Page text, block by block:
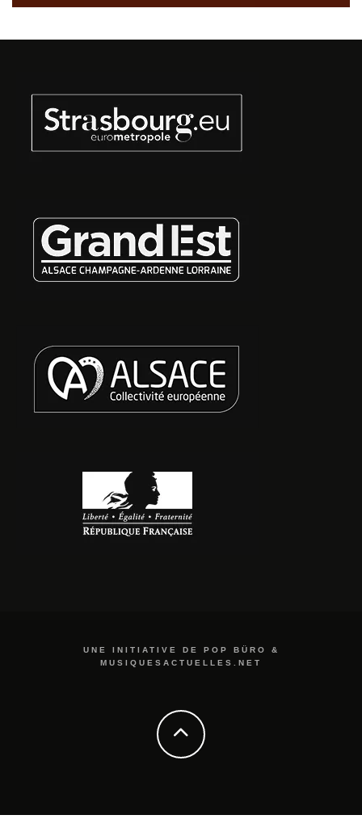
UNE INITIATIVE DE POP BÜRO &
MUSIQUESACTUELLES.NET